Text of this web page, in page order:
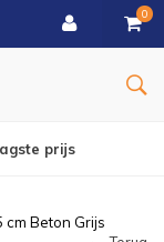
0
Beton Grijs